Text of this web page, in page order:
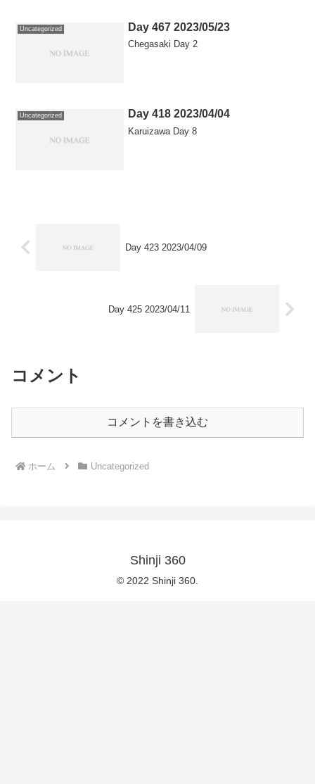
Uncategorized Day 467 2023/05/23
Chegasaki Day 2
Uncategorized Day 418 2023/04/04
Karuizawa Day 8
Day 423 2023/04/09
Day 425 2023/04/11
コメント
コメントを書き込む
ホーム Uncategorized
Shinji 360
© 2022 Shinji 360.